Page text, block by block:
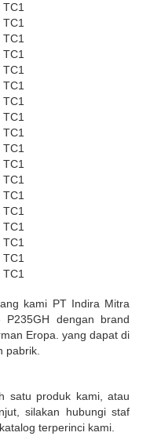
kami PT Indira Mitra
P235GH dengan brand
Eropa. yang dapat di
pabrik.
satu produk kami, atau
silakan hubungi staf
terperinci kami.